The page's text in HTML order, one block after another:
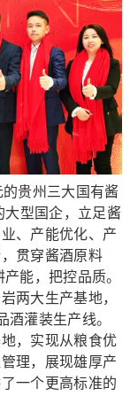
贵州三大国有酱
大型国企，立足酱
、产能优化、产
贯穿酱酒原料
能，把控品质。
两大生产基地，
灌装生产线。
，实现从粮食优
理，展现雄厚产
一个更高标准的